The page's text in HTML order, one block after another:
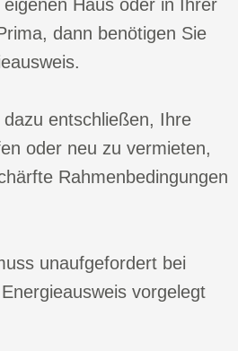
Haus oder in Ihrer
dann benötigen Sie
entschließen, Ihre
oder neu zu vermieten,
Rahmenbedingungen
unaufgefordert bei
vorgelegt